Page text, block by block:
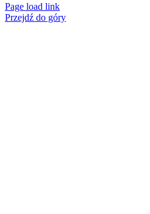
Page load link
Przejdź do góry